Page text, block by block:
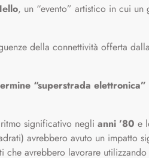
, un “evento” artistico in cui
della connettività offerta
“superstrada elettronica”
significativo negli anni ’80 e
avrebbero avuto un impatto
che avrebbero lavorare